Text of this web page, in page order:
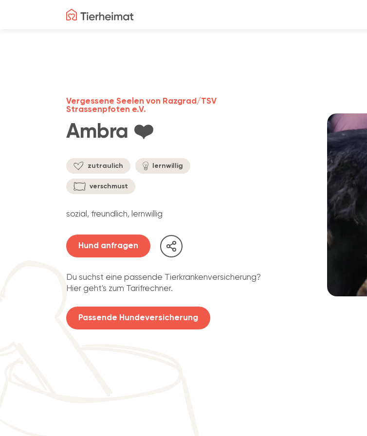
Ambra ❤️
Vergessene Seelen von Razgrad/TSV
Strassenpfoten e.V.
zutraulich lernwillig
verschmust
sozial, freundlich, lernwillig
Hund anfragen
Du suchst eine passende Tierkrankenversicherung?
Hier geht's zum Tarifrechner.
Passende Hundeversicherung